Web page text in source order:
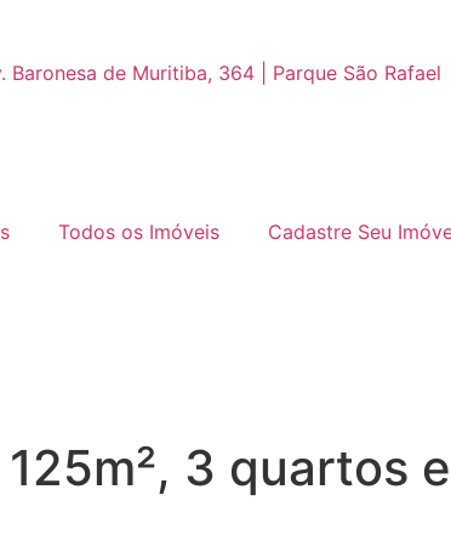
Baronesa de Muritiba, 364 | Parque São Rafael
Todos os Imóveis Cadastre Seu
3 quartos